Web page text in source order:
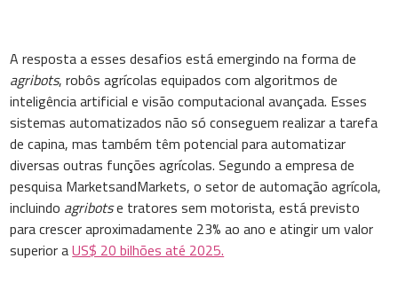
A resposta a esses desafios está emergindo na forma de
agribots, robôs agrícolas equipados com algoritmos de
inteligência artificial e visão computacional avançada. Esses
sistemas automatizados não só conseguem realizar a tarefa
de capina, mas também têm potencial para automatizar
diversas outras funções agrícolas. Segundo a empresa de
pesquisa MarketsandMarkets, o setor de automação agrícola,
incluindo agribotse tratores sem motorista, está previsto
para crescer aproximadamente 23% ao ano e atingir um valor
superior aUS$ 20 bilhões até 2025.